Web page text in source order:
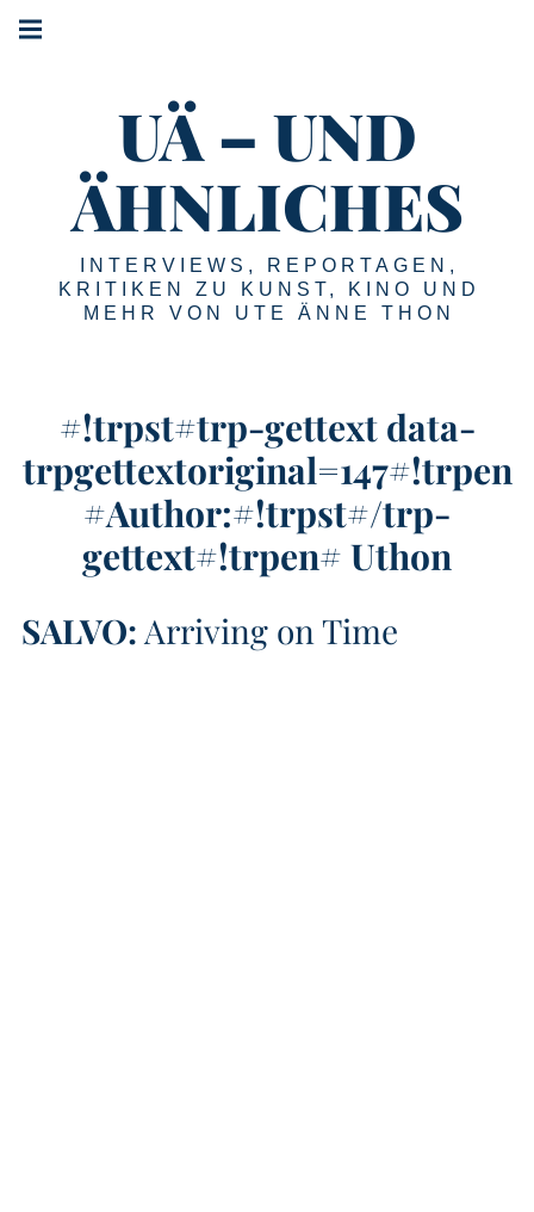
#!trpst#trp-
gettext
trpgettextoriginal=1#!trpen#Skip
content#!trpst#/trp-
gettext#!trpen#
UÄ – UND
ÄHNLICHES
INTERVIEWS, REPORTAGEN,
KRITIKEN ZU KUNST, KINO UND
MEHR VON UTE ÄNNE THON
gettext
navigation#!trpst#/trp-
trpgettextoriginal=3#!trpen#Menu#!trpst#/trp-
gettext#!trpen#
#!trpst#trp-gettext data-
trpgettextoriginal=147#!trpen
#Author:#!trpst#/trp-
gettext#!trpen# Uthon
SALVO: Arriving on Time